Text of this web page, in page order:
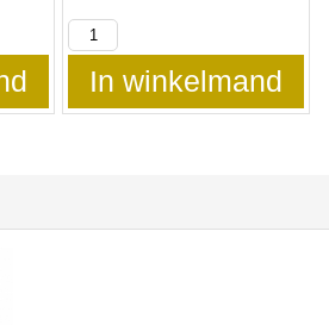
In winkelmand